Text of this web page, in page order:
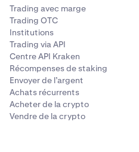
Trading avec marge
Trading OTC
Institutions
Trading via API
Centre API Kraken
Récompenses de staking
Envoyer de l’argent
Achats récurrents
Acheter de la crypto
Vendre de la crypto